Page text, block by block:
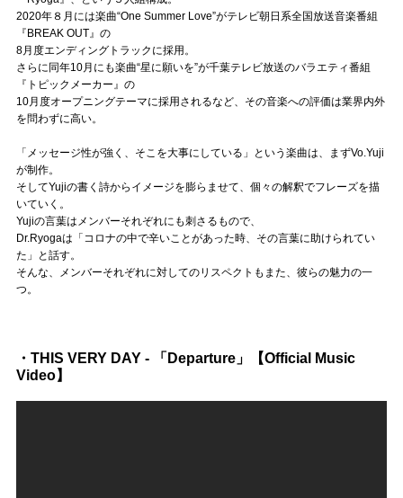
Official SNS
2020年８月には楽曲“One Summer Love”がテレビ朝日系全国放送音楽番組
『BREAK OUT』の
8月度エンディングトラックに採用。
さらに同年10月にも楽曲“星に願いを”が千葉テレビ放送のバラエティ番組
『トピックメーカー』の
10月度オープニングテーマに採用されるなど、その音楽への評価は業界内外
を問わずに高い。
「メッセージ性が強く、そこを大事にしている」という楽曲は、まずVo.Yuji
が制作。
そしてYujiの書く詩からイメージを膨らませて、個々の解釈でフレーズを描
いていく。
Yujiの言葉はメンバーそれぞれにも刺さるもので、
Dr.Ryogaは「コロナの中で辛いことがあった時、その言葉に助けられてい
た」と話す。
そんな、メンバーそれぞれに対してのリスペクトもまた、彼らの魅力の一
つ。
・THIS VERY DAY - 「Departure」【Official Music
Video】